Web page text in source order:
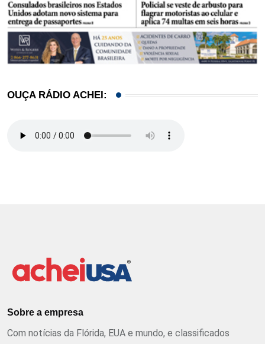
OUÇA RÁDIO ACHEI:
Sobre a empresa
Com notícias da Flórida, EUA e mundo, e classificados